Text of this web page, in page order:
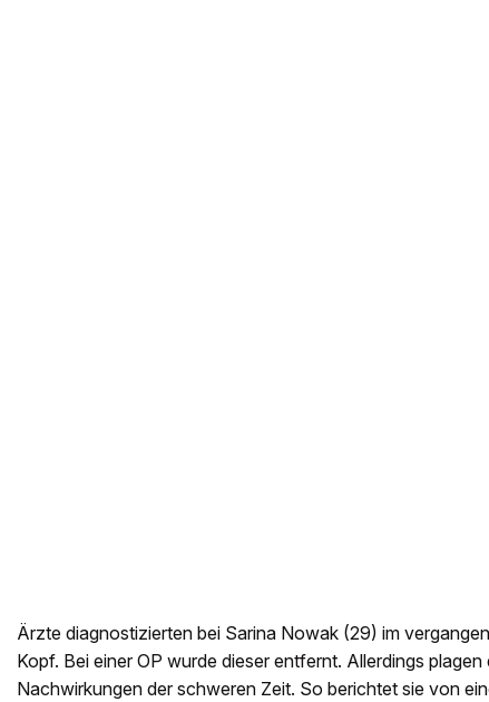
Ärzte diagnostizierten bei Sarina Nowak (29) im
Kopf. Bei einer OP wurde dieser entfernt. Allerdings
Nachwirkungen der schweren Zeit. So berichtet sie von